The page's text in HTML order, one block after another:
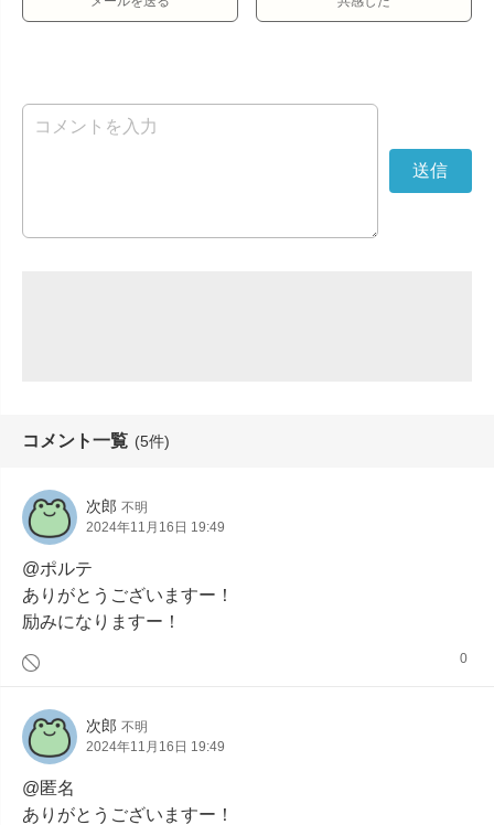
コメント一覧 (5件)
次郎 不明
2024年11月16日 19:49
@ポルテ
ありがとうございますー！
励みになりますー！
0
次郎 不明
2024年11月16日 19:49
@匿名
ありがとうございますー！